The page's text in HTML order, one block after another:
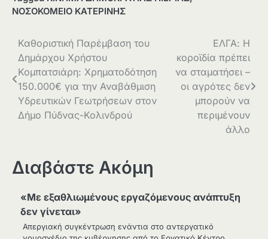
ΝΟΣΟΚΟΜΕΙΟ ΚΑΤΕΡΙΝΗΣ
Πλοήγηση
άρθρων
Καθοριστική Παρέμβαση του
Δημάρχου Χρήστου
Κομπατσιάρη: Χρηματοδότηση
150.000€ για την Αναβάθμιση
Υδρευτικών Γεωτρήσεων στον
Δήμο Πύδνας-Κολινδρού
ΕΛΓΑ: Η
κοροϊδία πρέπει
να σταματήσει –
οι αγρότες δεν
μπορούν να
περιμένουν
άλλο
Διαβάστε Ακόμη
«Με εξαθλιωμένους εργαζόμενους ανάπτυξη
δεν γίνεται»
Απεργιακή συγκέντρωση ενάντια στο αντεργατικό